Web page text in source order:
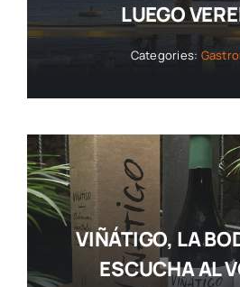
LUEGO
Categories:
VIÑÁTIGO, LA
ESCUCHA AL